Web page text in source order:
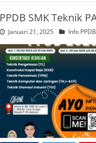
PPDB SMK Teknik
Januari 21, 2025 Info PPDB